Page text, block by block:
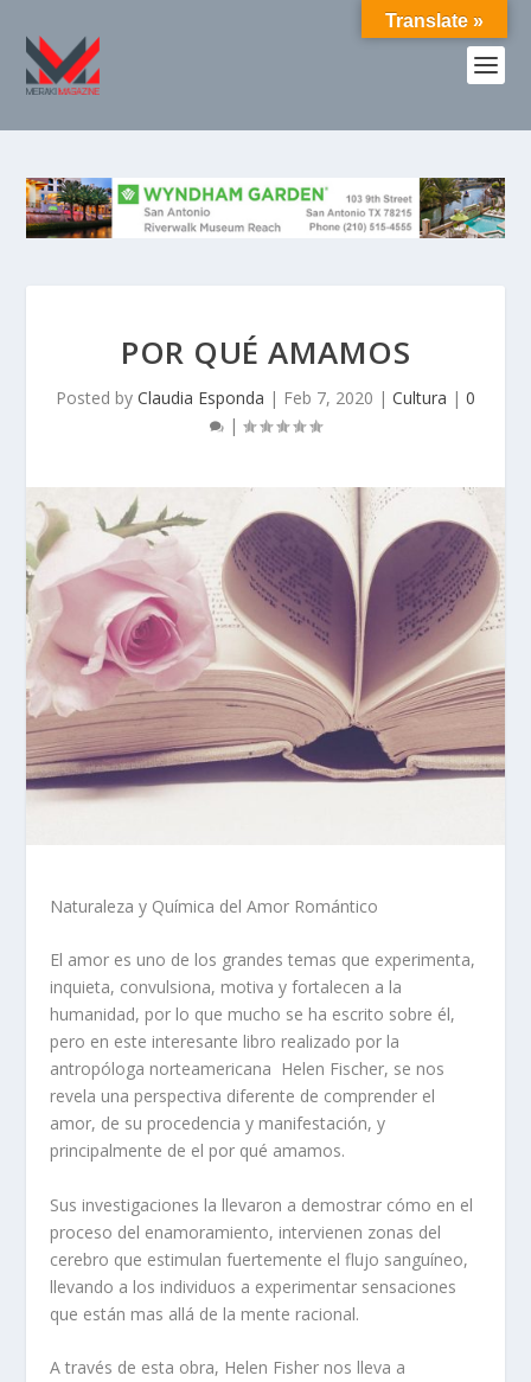
POR QUÉ AMAMOS
Posted by Claudia Esponda | Feb 7, 2020 | Cultura | 0
|
Naturaleza y Química del Amor Romántico
El amor es uno de los grandes temas que experimenta,
inquieta, convulsiona, motiva y fortalecen a la
humanidad, por lo que mucho se ha escrito sobre él,
pero en este interesante libro realizado por la
antropóloga norteamericana Helen Fischer, se nos
revela una perspectiva diferente de comprender el
amor, de su procedencia y manifestación, y
principalmente de el por qué amamos.
Sus investigaciones la llevaron a demostrar cómo en el
proceso del enamoramiento, intervienen zonas del
cerebro que estimulan fuertemente el flujo sanguíneo,
llevando a los individuos a experimentar sensaciones
que están mas allá de la mente racional.
A través de esta obra, Helen Fisher nos lleva a
Translate »